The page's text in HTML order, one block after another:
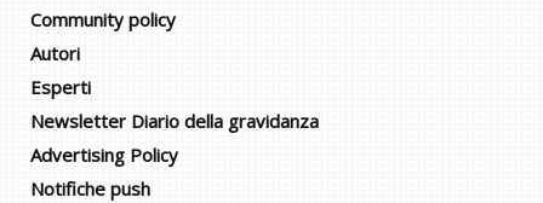
Community policy
Autori
Esperti
Newsletter Diario della gravidanza
Advertising Policy
Notifiche push